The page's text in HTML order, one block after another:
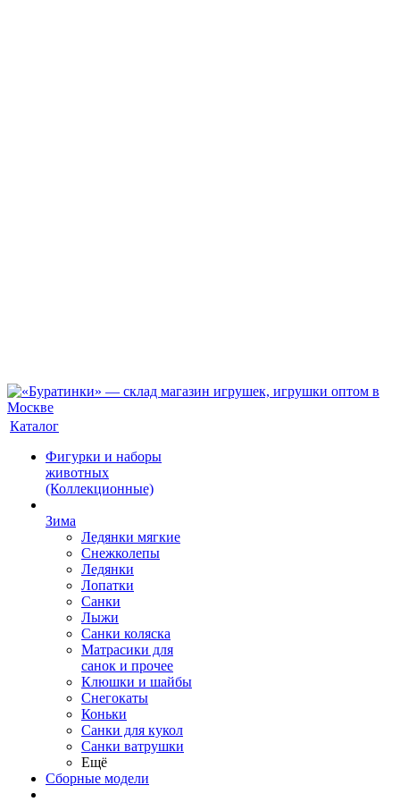
Каталог
Фигурки и наборы
животных
(Коллекционные)
Зима
Ледянки мягкие
Снежколепы
Ледянки
Лопатки
Санки
Лыжи
Санки коляска
Матрасики для
санок и прочее
Клюшки и шайбы
Снегокаты
Коньки
Санки для кукол
Санки ватрушки
Ещё
Сборные модели